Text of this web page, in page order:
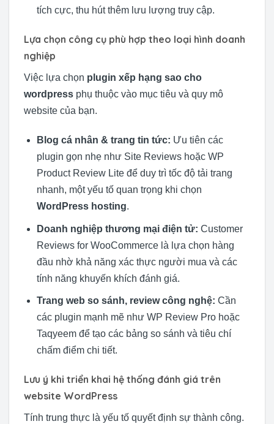
tích cực, thu hút thêm lưu lượng truy cập.
Lựa chọn công cụ phù hợp theo loại hình doanh
nghiệp
Việc lựa chọn plugin xếp hạng sao cho
wordpress phụ thuộc vào mục tiêu và quy mô
website của bạn.
Blog cá nhân & trang tin tức: Ưu tiên các
plugin gọn nhẹ như Site Reviews hoặc WP
Product Review Lite để duy trì tốc độ tải trang
nhanh, một yếu tố quan trọng khi chọn
WordPress hosting.
Doanh nghiệp thương mại điện tử: Customer
Reviews for WooCommerce là lựa chọn hàng
đầu nhờ khả năng xác thực người mua và các
tính năng khuyến khích đánh giá.
Trang web so sánh, review công nghệ: Cần
các plugin mạnh mẽ như WP Review Pro hoặc
Taqyeem để tạo các bảng so sánh và tiêu chí
chấm điểm chi tiết.
Lưu ý khi triển khai hệ thống đánh giá trên
website WordPress
Tính trung thực là yếu tố quyết định sự thành công.